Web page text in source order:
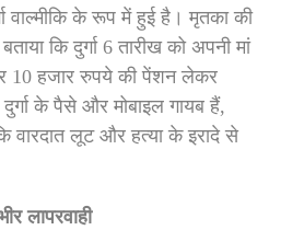
वाल्मीकि के रूप में हुई है। मृतका की
कि दुर्गा 6 तारीख को अपनी मां
10 हजार रुपये की पेंशन लेकर
के पैसे और मोबाइल गायब हैं,
वारदात लूट और हत्या के इरादे से
लापरवाही